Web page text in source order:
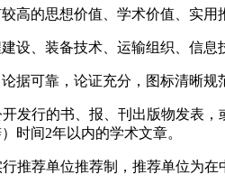
的思想价值、学术价值、实用
、装备技术、运输组织、信息
可靠，论证充分，图标清晰规
行的书、报、刊出版物发表，
时间2年以内的学术文章。
推荐单位推荐制，推荐单位为在